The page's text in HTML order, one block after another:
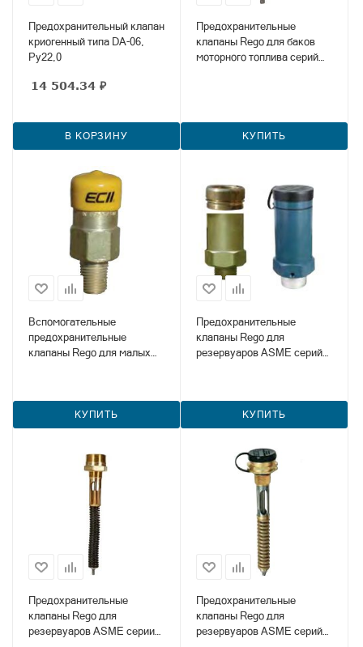
Предохранительный клапан
криогенный типа DA-06,
Ру22,0
14 504.34 ₽
В КОРЗИНУ
Предохранительные
клапаны Rego для баков
моторного топлива серий
КУПИТЬ
Вспомогательные
предохранительные
клапаны Rego для малых
КУПИТЬ
Предохранительные
клапаны Rego для
резервуаров ASME серий
3149
КУПИТЬ
Предохранительные
клапаны Rego для
резервуаров ASME серии
Предохранительные
клапаны Rego для
резервуаров ASME серий